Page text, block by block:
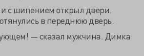
с шипением открыл двери.
в переднюю дверь.
— сказал мужчина. Димка